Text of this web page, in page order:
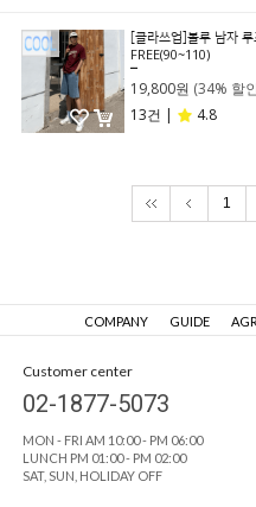
[클라쓰업]볼루 남자
FREE(90~110)
19,800원 (34% 할
13건 |
4.8
1
COMPANY GUIDE
Customer center
02-1877-5073
MON - FRI AM 10:00 - PM 06:00
LUNCH PM 01:00 - PM 02:00
SAT, SUN, HOLIDAY OFF